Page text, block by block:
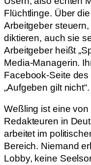
Flüchtlinge. Über
Arbeitgeber
diktieren, auch sie
Arbeitgeber heißt
Media-Managerin.
Facebook-Seite
„Aufgeben gilt nicht“.
Weßling ist eine
Redakteuren in
arbeitet im
Bereich. Niemand
Lobby, keine